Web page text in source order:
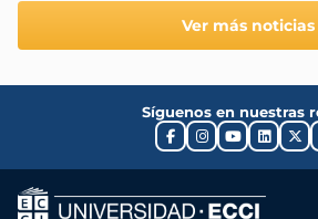
Ver más noticias
Síguenos en nuestras